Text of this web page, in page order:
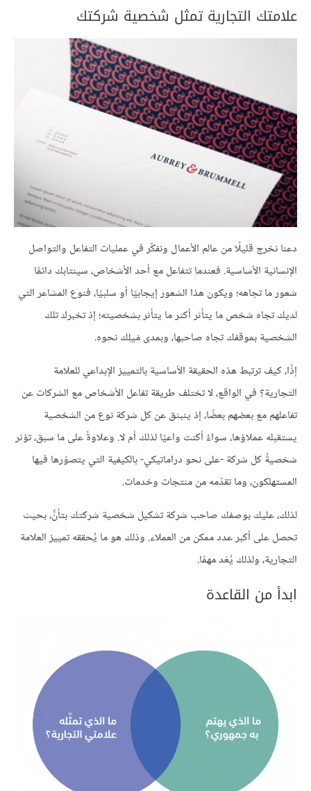
علامتك التجارية تمثل شخصية شركتك
دعنا نخرج قليلًا من عالم الأعمال ونفكّر في عمليات التفاعل والتواصل
الإنسانية الأساسية. فعندما تتفاعل مع أحد الأشخاص، سينتابك دائمًا
شعور ما تجاهه؛ ويكون هذا الشعور إيجابيًا أو سلبيًا، فنوع المشاعر التي
لديك تجاه شخص ما يتأثر أكثر ما يتأثر بشخصيته؛ إذ تخبرك تلك
الشخصية بموقفك تجاه صاحبها، وبمدى مَيلِك نحوه.
إذًا، كيف ترتبط هذه الحقيقة الأساسية بالتمييز الإبداعي للعلامة
التجارية؟ في الواقع، لا تختلف طريقة تفاعل الأشخاص مع الشركات عن
تفاعلهم مع بعضهم بعضًا، إذ ينبثق عن كل شركة نوع من الشخصية
يستقبله عملاؤها، سواءٌ أكنت واعيًا لذلك أم لا. وعلاوةً على ما سبق، تؤثر
شخصيةُ كل شركة -على نحو دراماتيكي- بالكيفية التي يتصوّرها فيها
المستهلكون، وما تقدّمه من منتجات وخدمات.
لذلك، عليك بوصفك صاحب شركة تشكيل شخصية شركتك بتأنٍّ، بحيث
تحصل على أكبر عدد ممكن من العملاء. وذلك هو ما يُحققه تمييز العلامة
التجارية، ولذلك يُعَد مهمًا.
ابدأ من القاعدة